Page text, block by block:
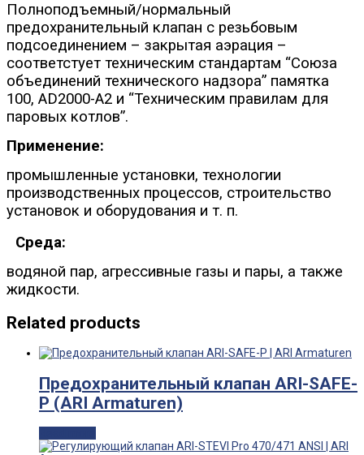
Полноподъемный/нормальный
предохранительный клапан с резьбовым
подсоединением – закрытая аэрация –
соответстует техническим стандартам “Союза
объединений технического надзора” памятка
100, AD2000-A2 и “Техническим правилам для
паровых котлов”.
Применение:
промышленные установки, технологии
производственных процессов, строительство
установок и оборудования и т. п.
Среда:
водяной пар, агрессивные газы и пары, а также
жидкости.
Related products
Предохранительный клапан ARI-SAFE-
P (ARI Armaturen)